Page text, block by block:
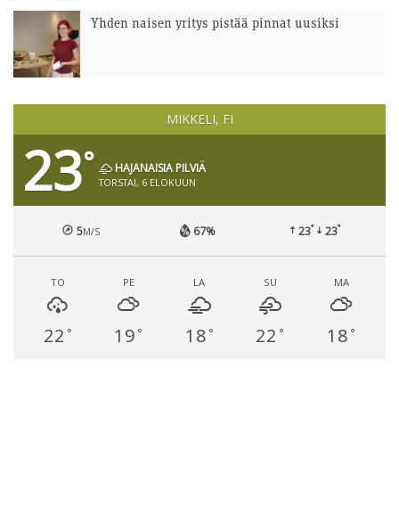
Yhden naisen yritys pistää pinnat uusiksi
MIKKELI, FI
23° HAJANAISIA PILVIÄ
TORSTAI, 6 ELOKUUN
5M/S 67% 23° 23°
TO
22 °
PE
19 °
LA
18 °
SU
22 °
MA
18 °